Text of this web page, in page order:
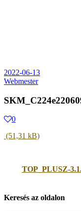
2022-06-13
Webmester
0
TOP_PLUSZ-
Keresés az oldalon